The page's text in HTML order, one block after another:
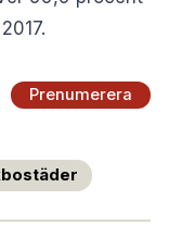
Prenumerera